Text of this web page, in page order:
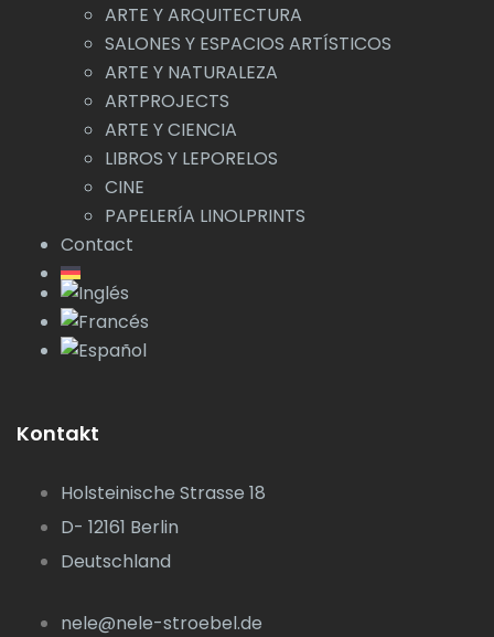
ARTE Y ARQUITECTURA
SALONES Y ESPACIOS ARTÍSTICOS
ARTE Y NATURALEZA
ARTPROJECTS
ARTE Y CIENCIA
LIBROS Y LEPORELOS
CINE
PAPELERÍA LINOLPRINTS
Contact
Kontakt
Holsteinische Strasse 18
D- 12161 Berlin
Deutschland
nele@nele-stroebel.de